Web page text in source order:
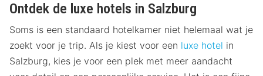
Ontdek de luxe hotels in Salzburg
Soms is een standaard hotelkamer niet helemaal wat je
zoekt voor je trip. Als je kiest voor een luxe hotel in
Salzburg, kies je voor een plek met meer aandacht